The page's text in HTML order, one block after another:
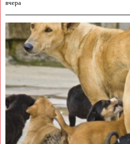
вчера